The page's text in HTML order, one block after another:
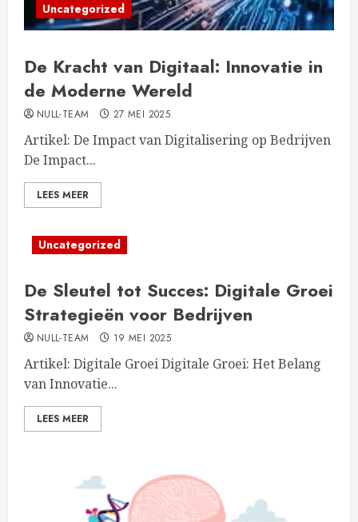
Uncategorized
De Kracht van Digitaal: Innovatie in
de Moderne Wereld
NULL-TEAM 27 MEI 2025
Artikel: De Impact van Digitalisering op Bedrijven
De Impact...
LEES MEER
Uncategorized
De Sleutel tot Succes: Digitale Groei
Strategieën voor Bedrijven
NULL-TEAM 19 MEI 2025
Artikel: Digitale Groei Digitale Groei: Het Belang
van Innovatie...
LEES MEER